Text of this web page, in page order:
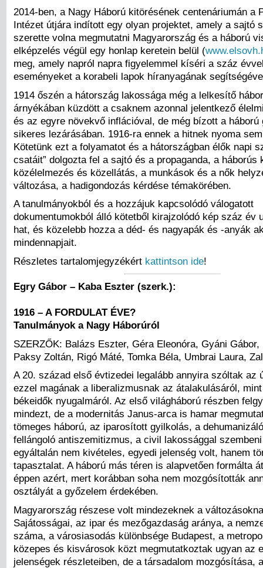
2014-ben, a Nagy Háború kitörésének centenáriumán a
Intézet útjára indított egy olyan projektet, amely a sajtó
szerette volna megmutatni Magyarország és a háború
elképzelés végül egy honlap keretein belül (
meg, amely napról napra figyelemmel kíséri a száz
eseményeket a korabeli lapok híranyagának
1914 őszén a hátország lakossága még a lelkesítő
árnyékában küzdött a csaknem azonnal jelentkező
és az egyre növekvő inflációval, de még bízott a háború
sikeres lezárásában. 1916-ra ennek a hitnek nyoma
Kötetünk ezt a folyamatot és a hátországban élők napi
csatáit” dolgozta fel a sajtó és a propaganda, a háborús
közélelmezés és közellátás, a munkások és a nők
változása, a hadigondozás kérdése témakörében.
A tanulmányokból és a hozzájuk kapcsolódó válogatott
dokumentumokból álló kötetből kirajzolódó kép száz év
hat, és közelebb hozza a déd- és nagyapák és -anyák
mindennapjait.
Részletes tartalomjegyzékért kattintson ide!
Egry Gábor – Kaba Eszter (szerk.):
1916 – A FORDULAT ÉVE?
Tanulmányok a Nagy Háborúról
SZERZŐK: Balázs Eszter, Géra Eleonóra, Gyáni Gábor,
Paksy Zoltán, Rigó Máté, Tomka Béla, Umbrai Laura,
A 20. század első évtizedei legalább annyira szóltak az
ezzel magának a liberalizmusnak az átalakulásáról,
békeidők nyugalmáról. Az első világháború részben
mindezt, de a modernitás Janus-arca is hamar
tömeges háború, az iparosított gyilkolás, a
fellángoló antiszemitizmus, a civil lakossággal
egyáltalán nem kivételes, egyedi jelenség volt, hanem
tapasztalat. A háború más téren is alapvetően formálta
éppen azért, mert korábban soha nem mozgósították
osztályát a győzelem érdekében.
Magyarország részese volt mindezeknek a
Sajátosságai, az ipar és mezőgazdaság aránya, a
száma, a városiasodás különbsége Budapest, a
közepes és kisvárosok közt megmutatkoztak ugyan az
jelenségek részleteiben, de a társadalom mozgósítása,